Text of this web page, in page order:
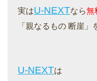
実はU-NEXTなら無
「親なるもの 断崖」
U-NEXTは